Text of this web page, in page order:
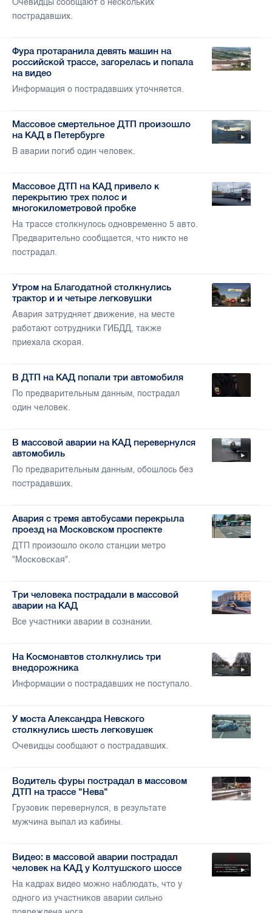
Очевидцы сообщают о нескольких
пострадавших.
Фура протаранила девять машин на
российской трассе, загорелась и попала
на видео
Информация о пострадавших уточняется.
Массовое смертельное ДТП произошло
на КАД в Петербурге
В аварии погиб один человек.
Массовое ДТП на КАД привело к
перекрытию трех полос и
многокилометровой пробке
На трассе столкнулось одновременно 5 авто.
Предварительно сообщается, что никто не
пострадал.
Утром на Благодатной столкнулись
трактор и и четыре легковушки
Авария затрудняет движение, на месте
работают сотрудники ГИБДД, также
приехала скорая.
В ДТП на КАД попали три автомобиля
По предварительным данным, пострадал
один человек.
В массовой аварии на КАД перевернулся
автомобиль
По предварительным данным, обошлось без
пострадавших.
Авария с тремя автобусами перекрыла
проезд на Московском проспекте
ДТП произошло около станции метро
"Московская".
Три человека пострадали в массовой
аварии на КАД
Все участники аварии в сознании.
На Космонавтов столкнулись три
внедорожника
Информации о пострадавших не поступало.
У моста Александра Невского
столкнулись шесть легковушек
Очевидцы сообщают о пострадавших.
Водитель фуры пострадал в массовом
ДТП на трассе "Нева"
Грузовик перевернулся, в результате
мужчина выпал из кабины.
Видео: в массовой аварии пострадал
человек на КАД у Колтушского шоссе
На кадрах видео можно наблюдать, что у
одного из участников аварии сильно